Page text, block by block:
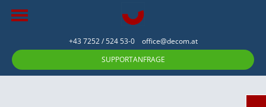
+43 7252 / 524 53-0 office@decom.at
SUPPORTANFRAGE